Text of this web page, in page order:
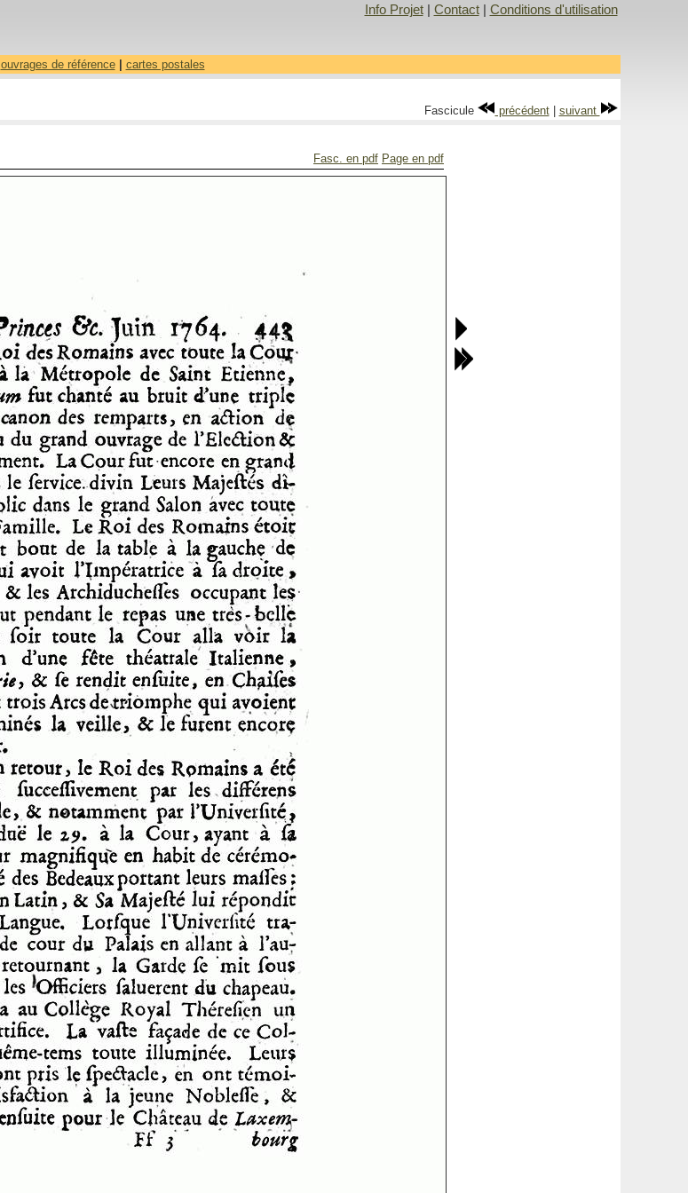
Info Projet| Contact| Conditions d'utilisation
ouvrages de référence| cartes postales
Fascicule précédent| suivant
Fasc. en pdf Page en pdf